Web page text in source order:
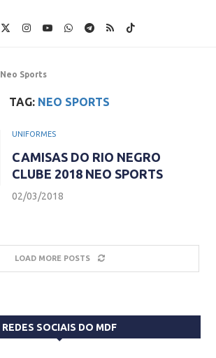
Neo Sports
TAG: NEO SPORTS
UNIFORMES
CAMISAS DO RIO NEGRO
CLUBE 2018 NEO SPORTS
02/03/2018
LOAD MORE POSTS
REDES SOCIAIS DO MDF